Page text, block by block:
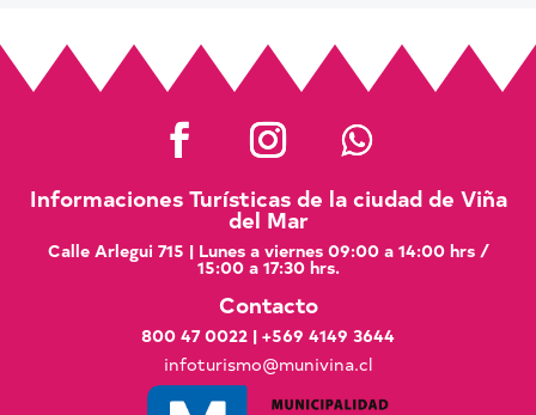
Informaciones Turísticas de la ciudad de Viña
del Mar
Calle Arlegui 715 | Lunes a viernes 09:00 a 14:00 hrs /
15:00 a 17:30 hrs.
Contacto
800 47 0022 | +569 4149 3644
infoturismo@munivina.cl